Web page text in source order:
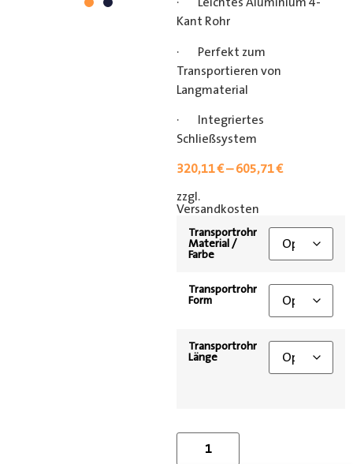
Kant Rohr
· Perfekt zum
Transportieren von
Langmaterial
· Integriertes
Schließsystem
320,11€–605,71€
zzgl.
Versandkosten
Transportrohr
Material /
Farbe
Transportrohr
Form
Transportrohr
Länge